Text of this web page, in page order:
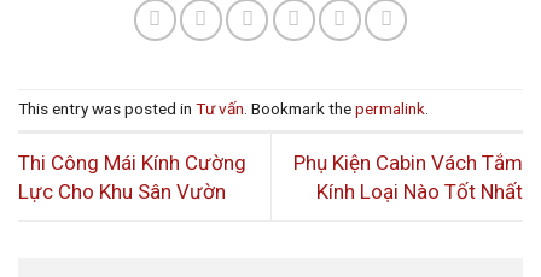
This entry was posted in Tư vấn. Bookmark thepermalink.
Thi Công Mái Kính Cường
Lực Cho Khu Sân Vườn
Phụ Kiện Cabin Vách Tắm
Kính Loại Nào Tốt Nhất